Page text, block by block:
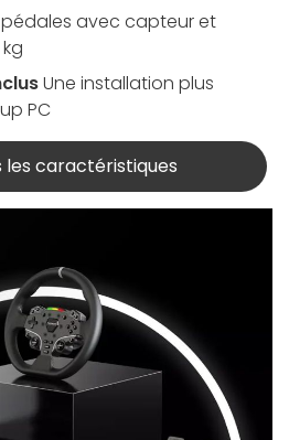
pédales avec capteur et
Une installation plus
PC
les caractéristiques